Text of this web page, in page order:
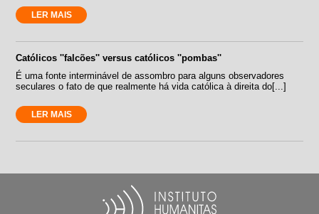
LER MAIS
Católicos ''falcões'' versus católicos ''pombas''
É uma fonte interminável de assombro para alguns observadores
seculares o fato de que realmente há vida católica à direita do[...]
LER MAIS